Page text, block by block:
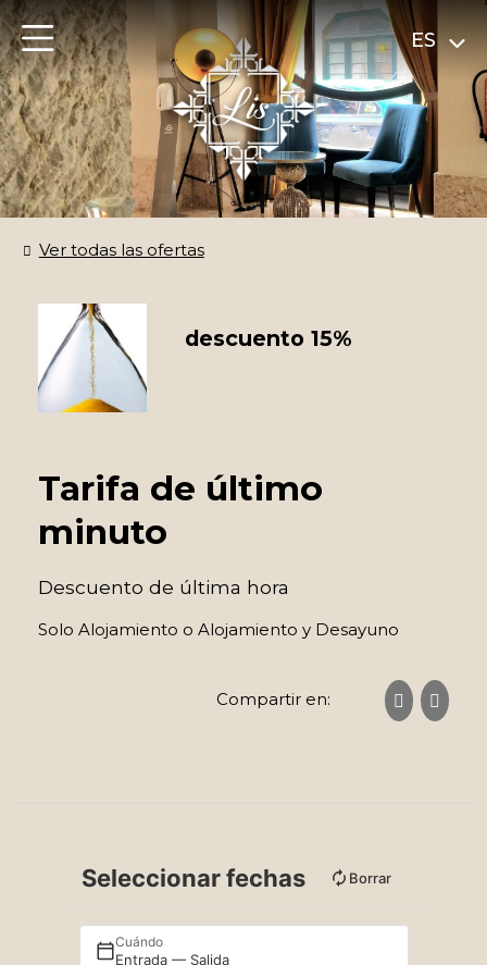
ES
Ver todas las ofertas
descuento 15%
Tarifa de último
minuto
Descuento de última hora
Solo Alojamiento o Alojamiento y Desayuno
Compartir en:
Seleccionar fechas Borrar
Cuándo
Entrada — Salida